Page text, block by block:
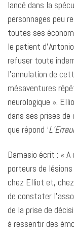
lancé dans la
personnages peu
toutes ses
le patient
refuser toute
l’annulation de
mésaventures
neurologique ».
dans ses prises de
que répond ‘
Damasio écrit : «
porteurs de
chez Elliot et, chez
de constater
de la prise de
à ressentir des